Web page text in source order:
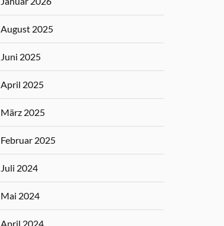
August 2025
Juni 2025
April 2025
März 2025
Februar 2025
Juli 2024
Mai 2024
April 2024